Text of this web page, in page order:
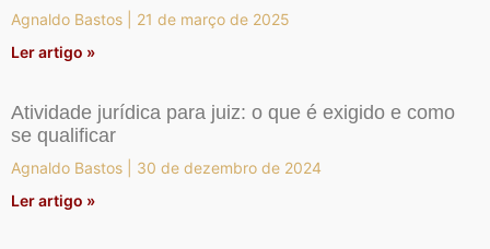
Agnaldo Bastos
21 de março de 2025
Ler artigo »
Atividade jurídica para juiz: o que é exigido e como
se qualificar
Agnaldo Bastos
30 de dezembro de 2024
Ler artigo »